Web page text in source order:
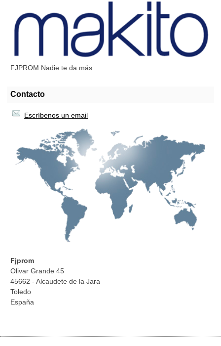
FJPROM Nadie te da más
Contacto
Escríbenos un email
Fjprom
Olivar Grande 45
45662 - Alcaudete de la Jara
Toledo
España